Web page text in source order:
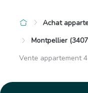
Achat
Montpellier
Vente appartement